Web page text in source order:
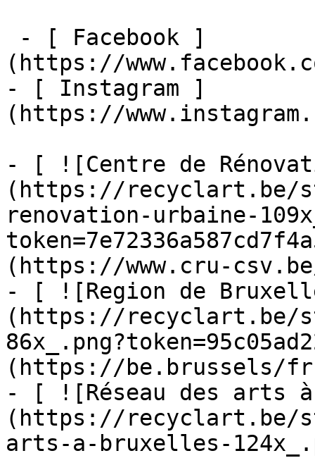
(https://
- [ Instagram ]
(https://
- [ ![Centre de
(https://recyclart.be/
renovation-urbaine-
(https://www.cru-
- [ ![Region de
(https://recyclart.be/
(https://be.brussels/
- [ ![Réseau des arts
(https://recyclart.be/
arts-a-bruxelles-